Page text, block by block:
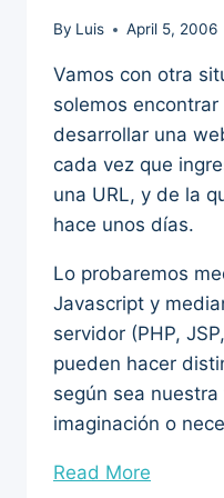
By Luis April 5, 2006
Vamos con otra
solemos
desarrollar una
cada vez que
una URL, y de la
hace unos días.
Lo probaremos
Javascript y
servidor (PHP,
pueden hacer
según sea
imaginación o
Read More